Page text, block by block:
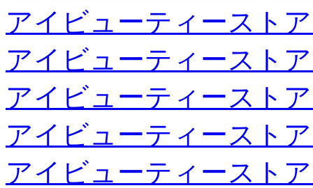
アイビューティースト
アイビューティースト
アイビューティースト
アイビューティースト
アイビューティースト